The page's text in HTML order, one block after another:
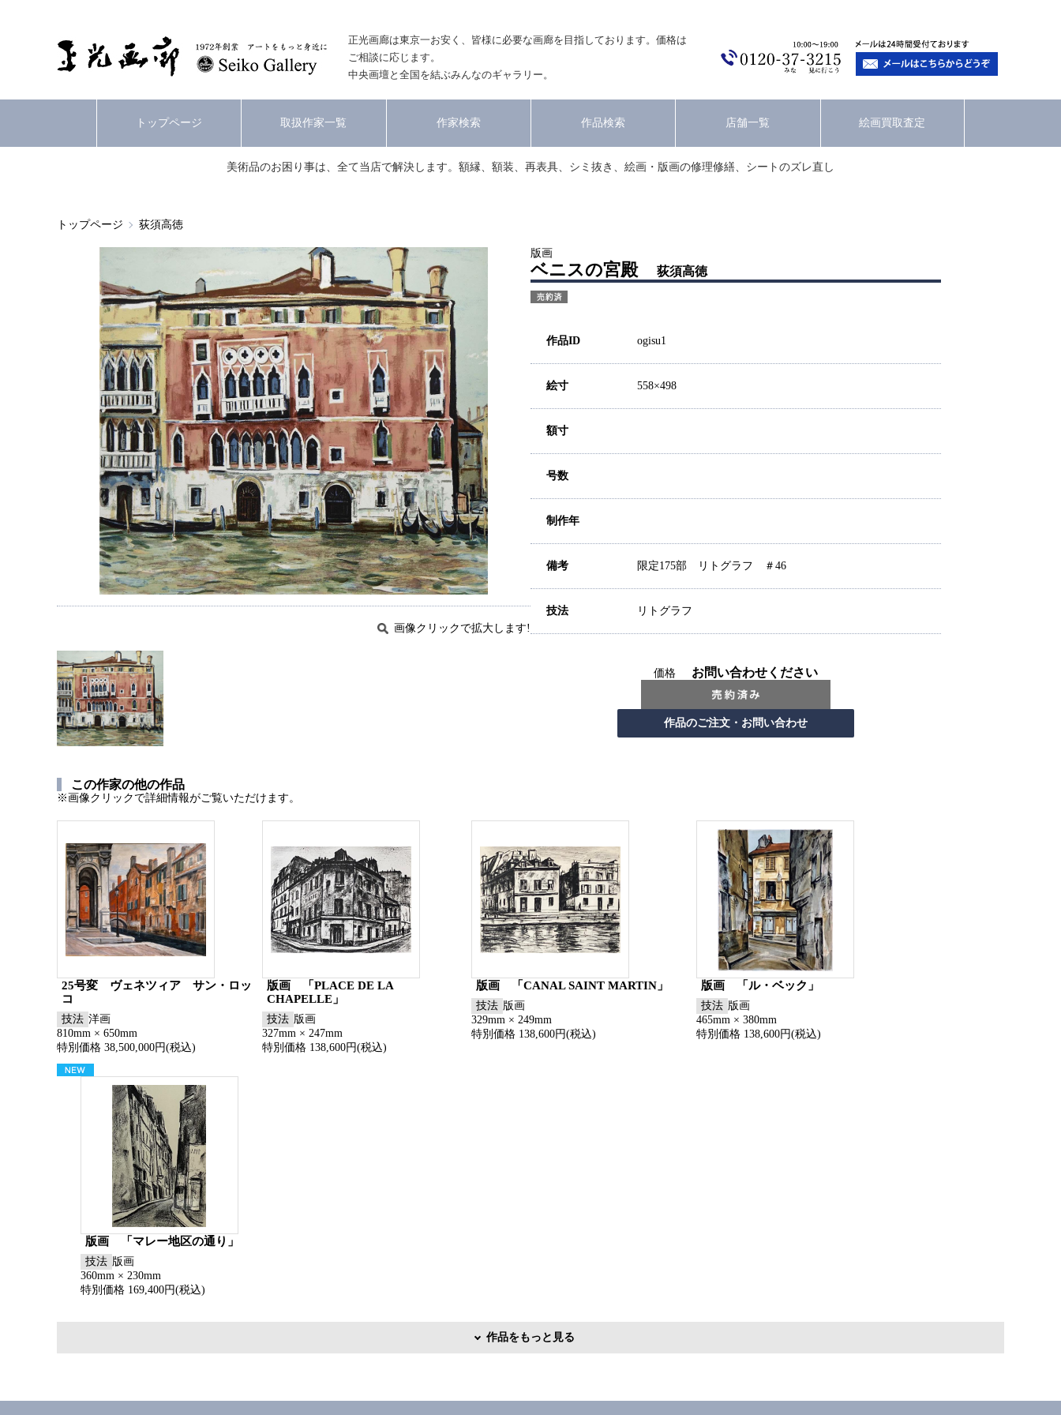
正光画廊は東京一お安く、皆様に必要な画廊を目指しております。価格は
ご相談に応じます。
中央画壇と全国を結ぶみんなのギャラリー。
トップページ 取扱作家一覧 作家検索 作品検索 店舗一覧 絵画買取査定
美術品のお困り事は、全て当店で解決します。額縁、額装、再表具、シミ抜き、絵画・版画の修理修繕、シートのズレ直し
トップページ 荻須高徳
画像クリックで拡大します!
版画
ベニスの宮殿 荻須高徳
作品ID ogisu1
絵寸 558×498
額寸
号数
制作年
備考 限定175部 リトグラフ ＃46
技法 リトグラフ
価格 お問い合わせください
この作家の他の作品
※画像クリックで詳細情報がご覧いただけます。
25号変 ヴェネツィア サン・ロッ
コ
技法 洋画
810mm × 650mm
特別価格 38,500,000円(税込)
版画 「PLACE DE LA
CHAPELLE」
技法 版画
327mm × 247mm
特別価格 138,600円(税込)
版画 「CANAL SAINT MARTIN」
技法 版画
329mm × 249mm
特別価格 138,600円(税込)
版画 「ル・ベック」
技法 版画
465mm × 380mm
特別価格 138,600円(税込)
版画 「マレー地区の通り」
技法 版画
360mm × 230mm
特別価格 169,400円(税込)
作品をもっと見る